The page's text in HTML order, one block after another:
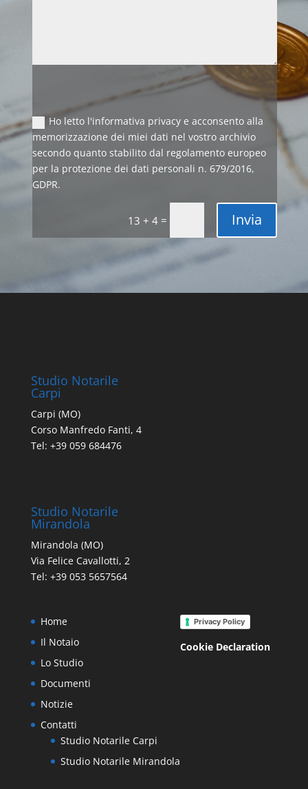
Ho letto l'informativa privacy e acconsento alla
memorizzazione dei miei dati nel vostro archivio
secondo quanto stabilito dal regolamento europeo
per la protezione dei dati personali n. 679/2016,
GDPR.
13 + 4 = Invia
Studio Notarile
Carpi
Carpi (MO)
Corso Manfredo Fanti, 4
Tel: +39 059 684476
Studio Notarile
Mirandola
Mirandola (MO)
Via Felice Cavallotti, 2
Tel: +39 053 5657564
Home
Il Notaio
Lo Studio
Documenti
Notizie
Contatti
Studio Notarile Carpi
Studio Notarile Mirandola
Privacy Policy
Cookie Declaration